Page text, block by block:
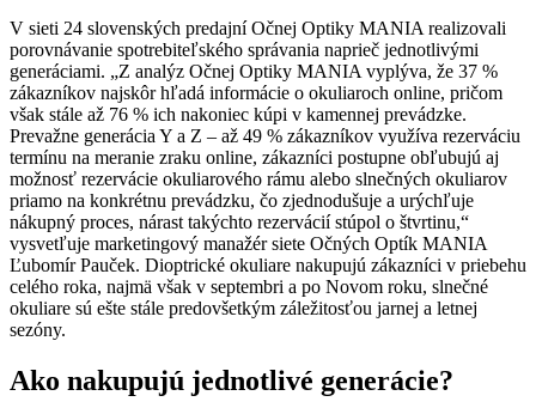
V sieti 24 slovenských predajní Očnej Optiky MANIA realizovali
porovnávanie spotrebiteľského správania naprieč jednotlivými
generáciami. „Z analýz Očnej Optiky MANIA vyplýva, že 37 %
zákazníkov najskôr hľadá informácie o okuliaroch online, pričom
však stále až 76 % ich nakoniec kúpi v kamennej prevádzke.
Prevažne generácia Y a Z – až 49 % zákazníkov využíva rezerváciu
termínu na meranie zraku online, zákazníci postupne obľubujú aj
možnosť rezervácie okuliarového rámu alebo slnečných okuliarov
priamo na konkrétnu prevádzku, čo zjednodušuje a urýchľuje
nákupný proces, nárast takýchto rezervácií stúpol o štvrtinu,“
vysvetľuje marketingový manažér siete Očných Optík MANIA
Ľubomír Pauček. Dioptrické okuliare nakupujú zákazníci v priebehu
celého roka, najmä však v septembri a po Novom roku, slnečné
okuliare sú ešte stále predovšetkým záležitosťou jarnej a letnej
sezóny.
Ako nakupujú jednotlivé generácie?